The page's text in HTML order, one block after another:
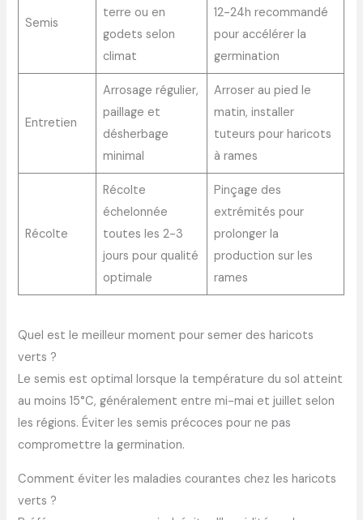
Semis
terre ou en
godets selon
climat
12-24h recommandé
pour accélérer la
germination
Entretien
Arrosage régulier,
paillage et
désherbage
minimal
Arroser au pied le
matin, installer
tuteurs pour haricots
à rames
Récolte
Récolte
échelonnée
toutes les 2-3
jours pour qualité
optimale
Pinçage des
extrémités pour
prolonger la
production sur les
rames
Quel est le meilleur moment pour semer des haricots
verts ?
Le semis est optimal lorsque la température du sol atteint
au moins 15°C, généralement entre mi-mai et juillet selon
les régions. Éviter les semis précoces pour ne pas
compromettre la germination.
Comment éviter les maladies courantes chez les haricots
verts ?